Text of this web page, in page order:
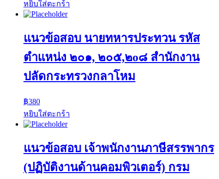
หยิบใส่ตะกร้า
แนวข้อสอบ นายทหารประทวน รหัส
ตำแหน่ง ๒๐๑, ๒๐๕,๒o๘ สำนักงาน
ปลัดกระทรวงกลาโหม
฿380
หยิบใส่ตะกร้า
แนวข้อสอบ เจ้าพนักงานภาษีสรรพากร
(ปฏิบัติงานด้านคอมพิวเตอร์) กรม